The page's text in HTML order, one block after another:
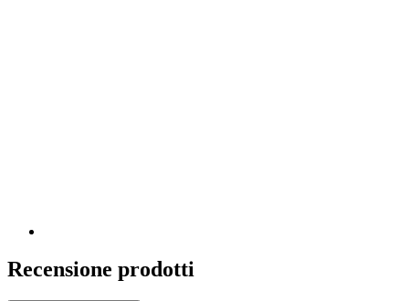
Recensione prodotti